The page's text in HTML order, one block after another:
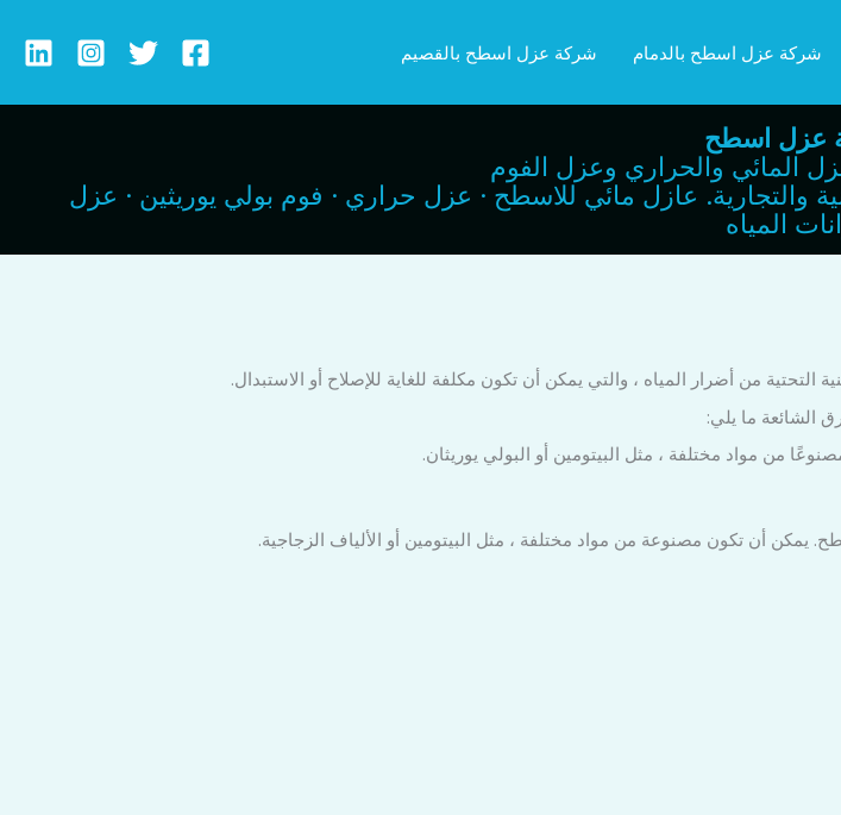
شركة عزل اسطح بالدمام شركة عزل اسطح بالقصيم
عزل اسطح
المائي والحراري وعزل الفوم
والتجارية. عازل مائي للاسطح · عزل حراري · فوم بولي يوريثين · عزل
المياه
من أضرار المياه ، والتي يمكن أن تكون مكلفة للغاية للإصلاح أو الاستبدال.
الشائعة ما يلي:
من مواد مختلفة ، مثل البيتومين أو البولي يوريثان.
أن تكون مصنوعة من مواد مختلفة ، مثل البيتومين أو الألياف الزجاجية.